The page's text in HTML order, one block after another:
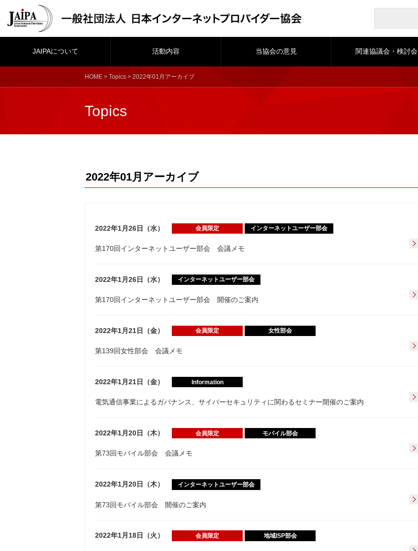
JAIPAについて 活動内容 当協会の意見 関連協議会・検討会
HOME > Topics > 2022年01月アーカイブ
Topics
2022年01月アーカイブ
2022年1月26日（水） 会員限定 インターネットユーザー部会
第170回インターネットユーザー部会 会議メモ
2022年1月26日（水） インターネットユーザー部会
第170回インターネットユーザー部会 開催のご案内
2022年1月21日（金） 会員限定 女性部会
第139回女性部会 会議メモ
2022年1月21日（金） Information
電気通信事業によるガバナンス、サイバーセキュリティに関わるセミナー開催のご案内
2022年1月20日（木） 会員限定 モバイル部会
第73回モバイル部会 会議メモ
2022年1月20日（木） インターネットユーザー部会
第73回モバイル部会 開催のご案内
2022年1月18日（火） 会員限定 地域ISP部会